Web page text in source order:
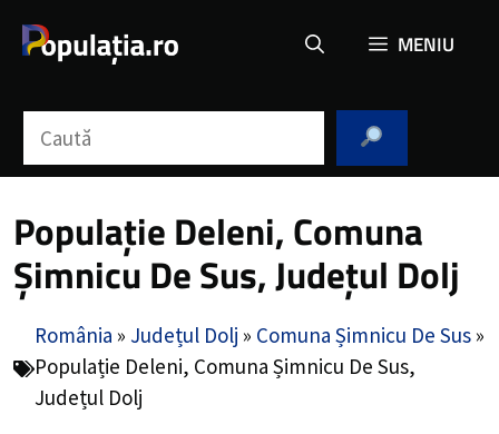
MENIU
Populație Deleni, Comuna
Șimnicu De Sus, Județul Dolj
România » Județul Dolj » Comuna Șimnicu De Sus »
Populație Deleni, Comuna Șimnicu De Sus,
Județul Dolj